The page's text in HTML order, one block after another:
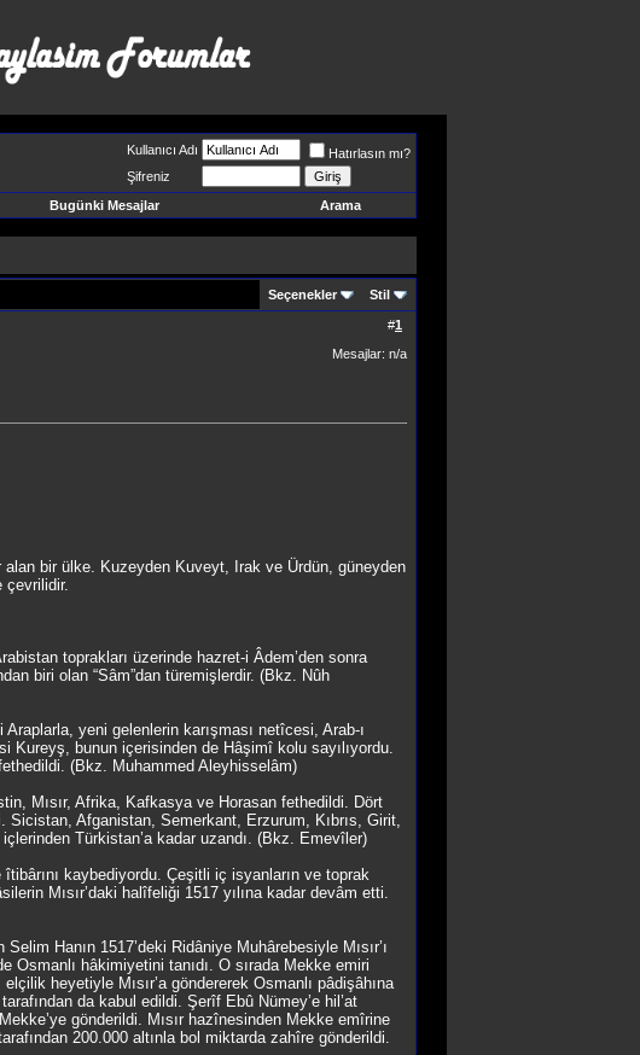
Kullanıcı Adı
Hatırlasın mı?
Şifreniz
Bugünki Mesajlar Arama
Seçenekler Stil
#1
Mesajlar: n/a
alan bir ülke. Kuzeyden Kuveyt, Irak ve Ürdün, güneyden
çevrilidir.
toprakları üzerinde hazret-i Âdem’den sonra
biri olan “Sâm”dan türemişlerdir. (Bkz. Nûh
yeni gelenlerin karışması netîcesi, Arab-ı
Kureyş, bunun içerisinden de Hâşimî kolu sayılıyordu.
(Bkz. Muhammed Aleyhisselâm)
Mısır, Afrika, Kafkasya ve Horasan fethedildi. Dört
Sicistan, Afganistan, Semerkant, Erzurum, Kıbrıs, Girit,
Türkistan’a kadar uzandı. (Bkz. Emevîler)
kaybediyordu. Çeşitli iç isyanların ve toprak
Mısır’daki halîfeliği 1517 yılına kadar devâm etti.
Hanın 1517’deki Ridâniye Muhârebesiyle Mısır’ı
hâkimiyetini tanıdı. O sırada Mekke emiri
heyetiyle Mısır’a göndererek Osmanlı pâdişâhına
da kabul edildi. Şerîf Ebû Nümey’e hil’at
gönderildi. Mısır hazînesinden Mekke emîrine
200.000 altınla bol miktarda zahîre gönderildi.